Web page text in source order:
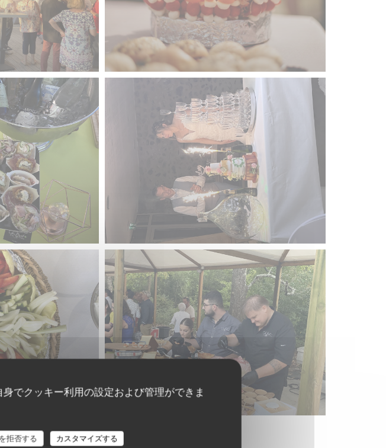
でクッキー利用の設定および管理ができま
拒否する
カスタマイズする